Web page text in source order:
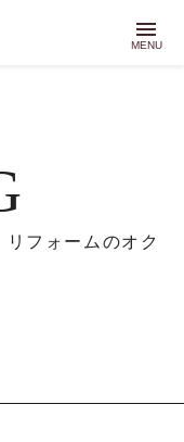
menu
MENU
フォームのオク